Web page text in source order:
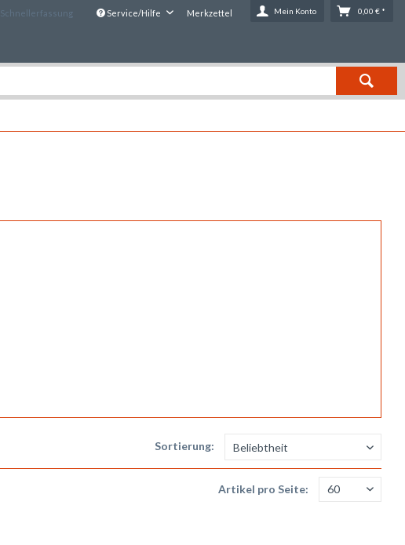
Schnellerfassung Service/Hilfe Merkzettel Mein Konto 0,00 € *
Sortierung:
Artikel pro Seite: